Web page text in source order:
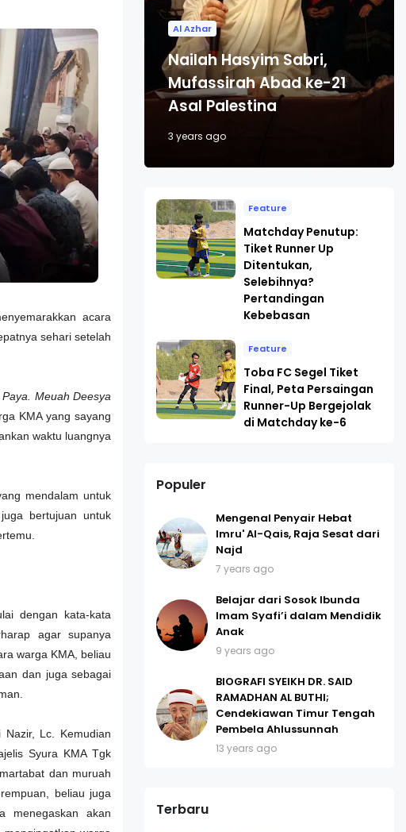
acara
sehari setelah
Meuah Deesya
KMA yang sayang
waktu luangnya
mendalam untuk
bertujuan untuk
dengan kata-kata
agar supanya
warga KMA, beliau
dan juga sebagai
Lc. Kemudian
Syura KMA Tgk
dan muruah
beliau juga
menegaskan akan
Al Azhar
Nailah Hasyim Sabri,
Mufassirah Abad ke-21
Asal Palestina
3 years ago
Feature
Matchday Penutup:
Tiket Runner Up
Ditentukan,
Selebihnya?
Pertandingan
Kebebasan
Feature
Toba FC Segel Tiket
Final, Peta Persaingan
Runner-Up Bergejolak
di Matchday ke-6
Populer
Mengenal Penyair Hebat
Imru' Al-Qais, Raja Sesat dari
Najd
7 years ago
Belajar dari Sosok Ibunda
Imam Syafi’i dalam Mendidik
Anak
9 years ago
BIOGRAFI SYEIKH DR. SAID
RAMADHAN AL BUTHI;
Cendekiawan Timur Tengah
Pembela Ahlussunnah
13 years ago
Terbaru